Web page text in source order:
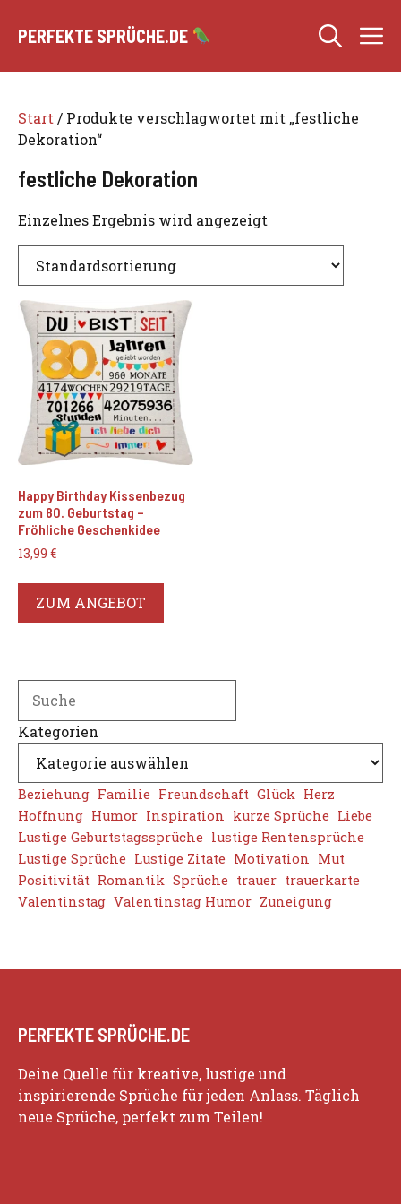
Inhalt
PERFEKTE SPRÜCHE.DE
Start / Produkte verschlagwortet mit „festliche
Dekoration“
festliche Dekoration
Einzelnes Ergebnis wird angezeigt
Happy Birthday Kissenbezug
zum 80. Geburtstag –
Fröhliche Geschenkidee
13,99 €
ZUM ANGEBOT
Kategorien
Beziehung Familie Freundschaft Glück Herz
Hoffnung Humor Inspiration kurze Sprüche Liebe
Lustige Geburtstagssprüche lustige Rentensprüche
Lustige Sprüche Lustige Zitate Motivation
Mut
Positivität Romantik Sprüche trauer trauerkarte
Valentinstag Valentinstag Humor Zuneigung
PERFEKTE SPRÜCHE.DE
Deine Quelle für kreative, lustige und
inspirierende Sprüche für jeden Anlass. Täglich
neue Sprüche, perfekt zum Teilen!